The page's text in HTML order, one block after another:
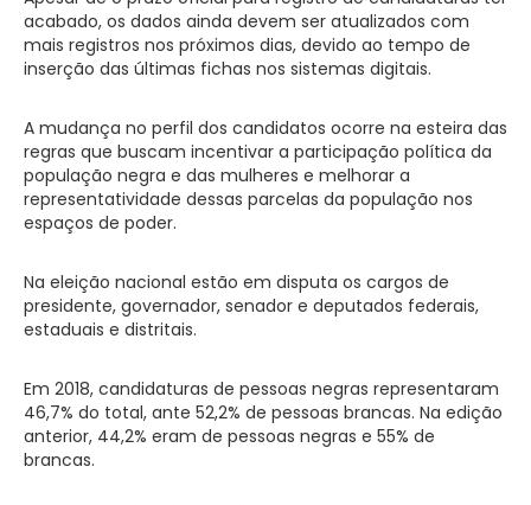
acabado, os dados ainda devem ser atualizados com
mais registros nos próximos dias, devido ao tempo de
inserção das últimas fichas nos sistemas digitais.
A mudança no perfil dos candidatos ocorre na esteira das
regras que buscam incentivar a participação política da
população negra e das mulheres e melhorar a
representatividade dessas parcelas da população nos
espaços de poder.
Na eleição nacional estão em disputa os cargos de
presidente, governador, senador e deputados federais,
estaduais e distritais.
Em 2018, candidaturas de pessoas negras representaram
46,7% do total, ante 52,2% de pessoas brancas. Na edição
anterior, 44,2% eram de pessoas negras e 55% de
brancas.